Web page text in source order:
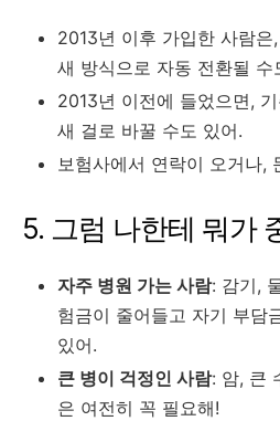
2013년 이후 가입한 사람은
새 방식으로 자동 전환될 수
2013년 이전에 들었으면,
새 걸로 바꿀 수도 있어.
보험사에서 연락이 오거나,
5. 그럼 나한테 뭐가
자주 병원 가는 사람: 감기,
험금이 줄어들고 자기 부담
있어.
큰 병이 걱정인 사람: 암, 큰
은 여전히 꼭 필요해!